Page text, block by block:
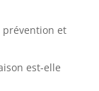
prévention et
est-elle